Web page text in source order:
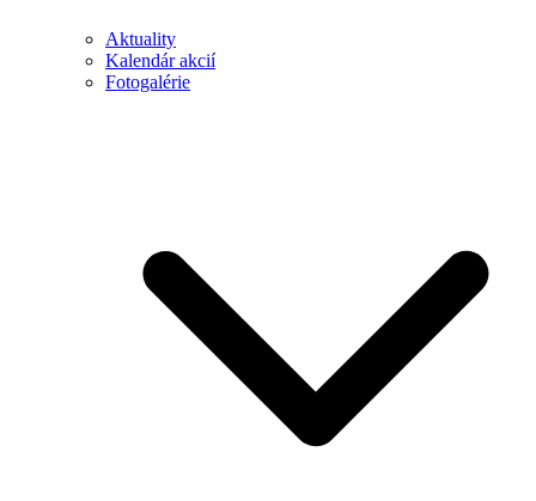
Aktuality
Kalendár akcií
Fotogalérie